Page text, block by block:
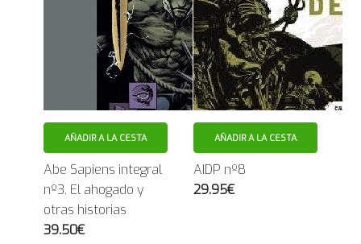
AÑADIR A LA CESTA
Abe Sapiens integral
nº3. El ahogado y
otras historias
39.50€
AÑADIR A LA CESTA
AIDP nº8
29.95€